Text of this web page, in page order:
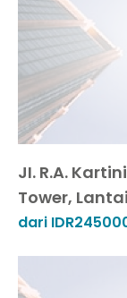
JI. R.A.
Tower,
dari